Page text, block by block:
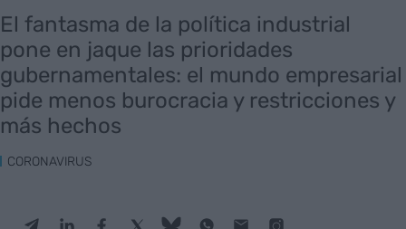
El fantasma de la política industrial
pone en jaque las prioridades
gubernamentales: el mundo empresarial
pide menos burocracia y restricciones y
más hechos
CORONAVIRUS